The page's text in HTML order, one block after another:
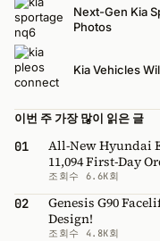
Next-Gen Kia
Photos
Kia Vehicles
이번 주 가장 많이 읽은 글
01
All-New Hyundai
11,094 First-Day
조회수 6.6K회
02
Genesis G90
Design!
조회수 4.8K회